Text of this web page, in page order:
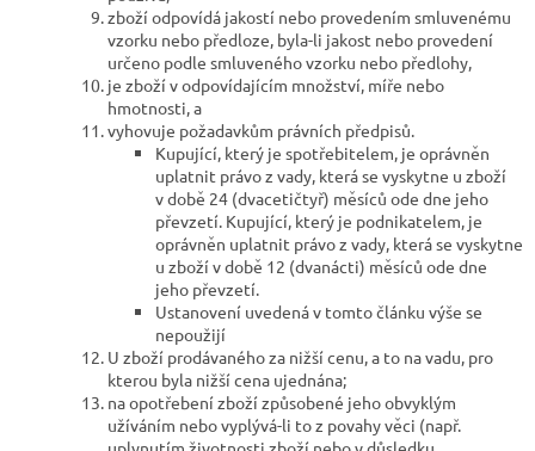
zboží odpovídá jakostí nebo provedením smluvenému
vzorku nebo předloze, byla-li jakost nebo provedení
určeno podle smluveného vzorku nebo předlohy,
je zboží v odpovídajícím množství, míře nebo
hmotnosti, a
vyhovuje požadavkům právních předpisů.
Kupující, který je spotřebitelem, je oprávněn
uplatnit právo z vady, která se vyskytne u zboží
v době 24 (dvacetičtyř) měsíců ode dne jeho
převzetí. Kupující, který je podnikatelem, je
oprávněn uplatnit právo z vady, která se vyskytne
u zboží v době 12 (dvanácti) měsíců ode dne
jeho převzetí.
Ustanovení uvedená v tomto článku výše se
nepoužijí
U zboží prodávaného za nižší cenu, a to na vadu, pro
kterou byla nižší cena ujednána;
na opotřebení zboží způsobené jeho obvyklým
užíváním nebo vyplývá-li to z povahy věci (např.